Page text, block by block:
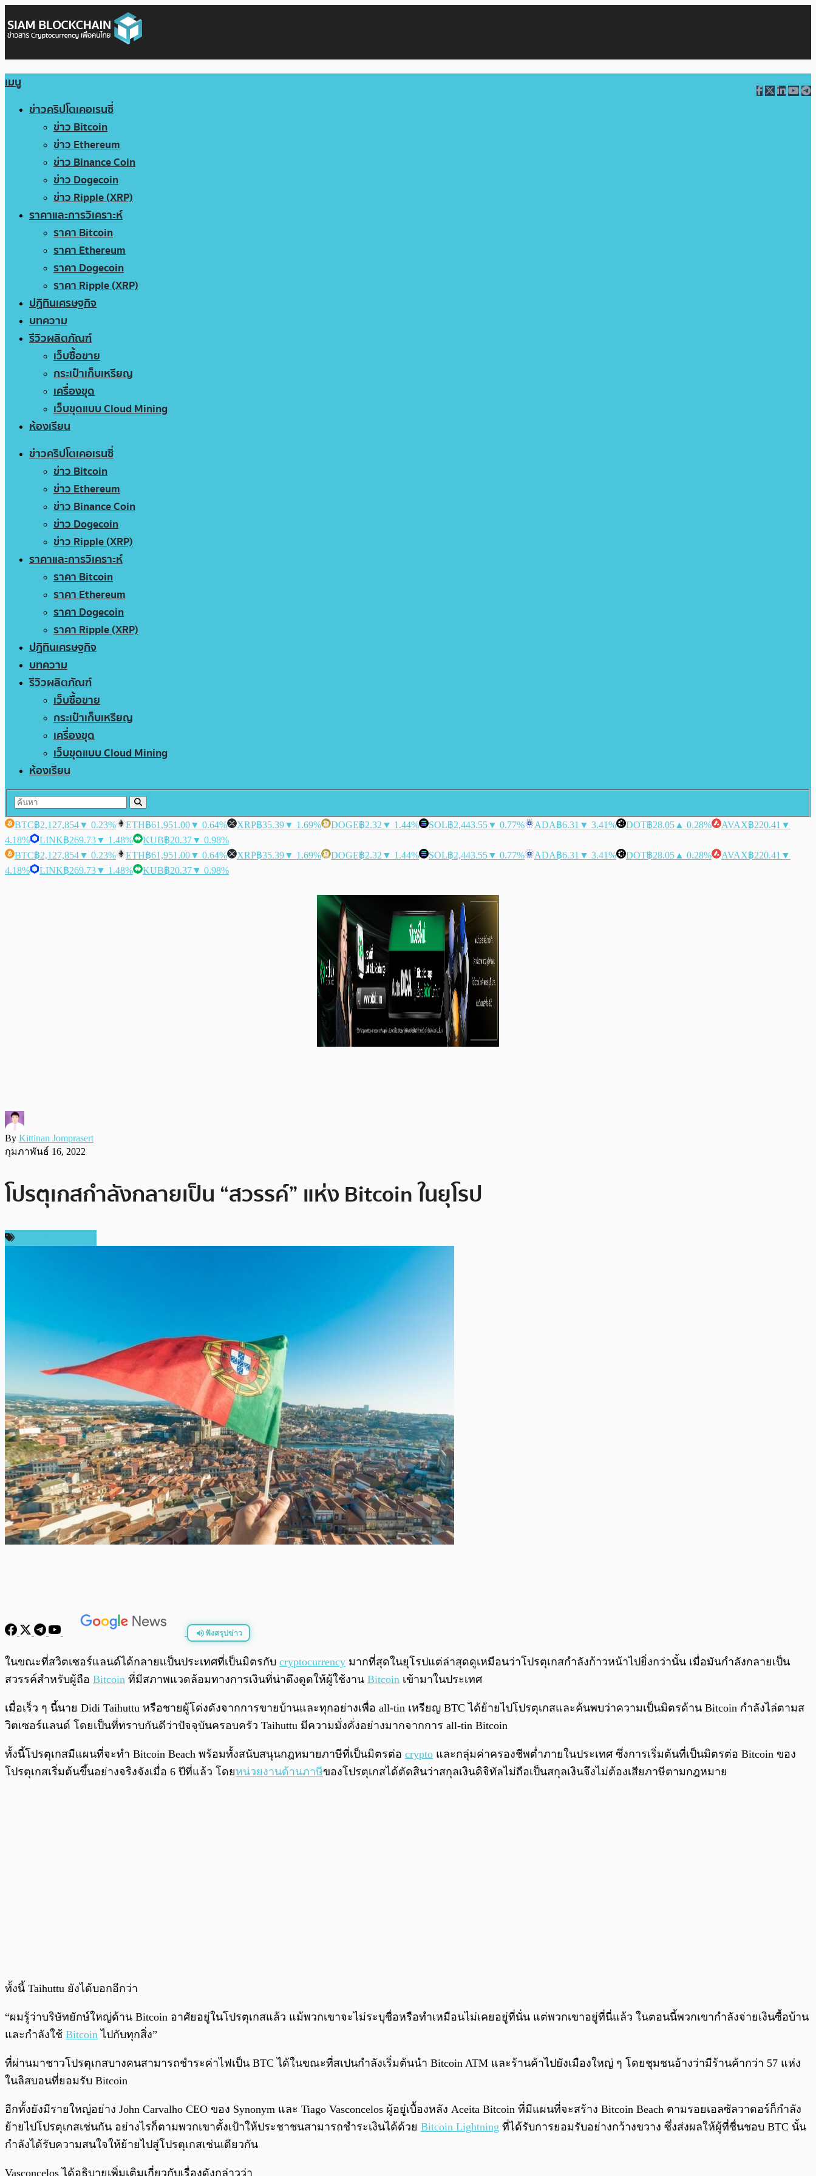
เมนู
ข่าวคริปโตเคอเรนซี่
ข่าว Bitcoin
ข่าว Ethereum
ข่าว Binance Coin
ข่าว Dogecoin
ข่าว Ripple (XRP)
ราคาและการวิเคราะห์
ราคา Bitcoin
ราคา Ethereum
ราคา Dogecoin
ราคา Ripple (XRP)
ปฏิทินเศรษฐกิจ
บทความ
รีวิวผลิตภัณฑ์
เว็บซื้อขาย
กระเป๋าเก็บเหรียญ
เครื่องขุด
เว็บขุดแบบ Cloud Mining
ห้องเรียน
ข่าวคริปโตเคอเรนซี่
ข่าว Bitcoin
ข่าว Ethereum
ข่าว Binance Coin
ข่าว Dogecoin
ข่าว Ripple (XRP)
ราคาและการวิเคราะห์
ราคา Bitcoin
ราคา Ethereum
ราคา Dogecoin
ราคา Ripple (XRP)
ปฏิทินเศรษฐกิจ
บทความ
รีวิวผลิตภัณฑ์
เว็บซื้อขาย
กระเป๋าเก็บเหรียญ
เครื่องขุด
เว็บขุดแบบ Cloud Mining
ห้องเรียน
BTC฿2,127,854▼ 0.23% ETH฿61,951.00▼ 0.64% XRP฿35.39▼ 1.69% DOGE฿2.32 ▼ 1.44% SOL฿2,443.55▼ 0.77% ADA฿6.31 ▼ 3.41% DOT฿28.05 ▲ 0.28% AVAX฿220.41 ▼
4.18%
LINK฿269.73▼ 1.48% KUB฿20.37▼ 0.98%
BTC฿2,127,854▼ 0.23% ETH฿61,951.00▼ 0.64% XRP฿35.39▼ 1.69% DOGE฿2.32 ▼ 1.44% SOL฿2,443.55▼ 0.77% ADA฿6.31 ▼ 3.41% DOT฿28.05 ▲ 0.28% AVAX฿220.41 ▼
4.18%
LINK฿269.73▼ 1.48% KUB฿20.37▼ 0.98%
By Kittinan Jomprasert
กุมภาพันธ์ 16, 2022
โปรตุเกสกำลังกลายเป็น “สวรรค์” แห่ง Bitcoin ในยุโรป
ฟังสรุปข่าว
พร้อมเล่น 0:00
ในขณะที่สวิตเซอร์แลนด์ได้กลายเเป็นประเทศที่เป็นมิตรกับ cryptocurrency มากที่สุดในยุโรปแต่ล่าสุดดูเหมือนว่าโปรตุเกสกำลังก้าวหน้าไปยิ่งกว่านั้น เมื่อมันกำลังกลายเป็น
สวรรค์สำหรับผู้ถือ Bitcoin ที่มีสภาพแวดล้อมทางการเงินที่น่าดึงดูดให้ผู้ใช้งาน Bitcoin เข้ามาในประเทศ
เมื่อเร็ว ๆ นี้นาย Didi Taihuttu หรือชายผู้โด่งดังจากการขายบ้านและทุกอย่างเพื่อ all-tin เหรียญ BTC ได้ย้ายไปโปรตุเกสและค้นพบว่าความเป็นมิตรด้าน Bitcoin กำลังไล่ตามส
วิตเซอร์แลนด์ โดยเป็นที่ทราบกันดีว่าปัจจุบันครอบครัว Taihuttu มีความมั่งคั่งอย่างมากจากการ all-tin Bitcoin
ทั้งนี้โปรตุเกสมีแผนที่จะทำ Bitcoin Beach พร้อมทั้งสนับสนุนกฎหมายภาษีที่เป็นมิตรต่อ crypto และกลุ่มค่าครองชีพต่ำภายในประเทศ ซึ่งการเริ่มต้นที่เป็นมิตรต่อ Bitcoin ของ
โปรตุเกสเริ่มต้นขึ้นอย่างจริงจังเมื่อ 6 ปีที่แล้ว โดยหน่วยงานด้านภาษีของโปรตุเกสได้ตัดสินว่าสกุลเงินดิจิทัลไม่ถือเป็นสกุลเงินจึงไม่ต้องเสียภาษีตามกฎหมาย
ทั้งนี้ Taihuttu ยังได้บอกอีกว่า
“ผมรู้ว่าบริษัทยักษ์ใหญ่ด้าน Bitcoin อาศัยอยู่ในโปรตุเกสแล้ว แม้พวกเขาจะไม่ระบุชื่อหรือทำเหมือนไม่เคยอยู่ที่นั่น แต่พวกเขาอยู่ที่นี่แล้ว ในตอนนี้พวกเขากำลังจ่ายเงินซื้อบ้าน
และกำลังใช้ Bitcoin ไปกับทุกสิ่ง”
ที่ผ่านมาชาวโปรตุเกสบางคนสามารถชำระค่าไฟเป็น BTC ได้ในขณะที่สเปนกำลังเริ่มต้นนำ Bitcoin ATM และร้านค้าไปยังเมืองใหญ่ ๆ โดยชุมชนอ้างว่ามีร้านค้ากว่า 57 แห่ง
ในลิสบอนที่ยอมรับ Bitcoin
อีกทั้งยังมีรายใหญ่อย่าง John Carvalho CEO ของ Synonym และ Tiago Vasconcelos ผู้อยู่เบื้องหลัง Aceita Bitcoin ที่มีแผนที่จะสร้าง Bitcoin Beach ตามรอยเอลซัลวาดอร์ก็กำลัง
ย้ายไปโปรตุเกสเช่นกัน อย่างไรก็ตามพวกเขาตั้งเป้าให้ประชาชนสามารถชำระเงินได้ด้วย Bitcoin Lightning ที่ได้รับการยอมรับอย่างกว้างขวาง ซึ่งส่งผลให้ผู้ที่ชื่นชอบ BTC นั้น
กำลังได้รับความสนใจให้ย้ายไปสู่โปรตุเกสเช่นเดียวกัน
Vasconcelos ได้อธิบายเพิ่มเติมเกี่ยวกับเรื่องดังกล่าวว่า